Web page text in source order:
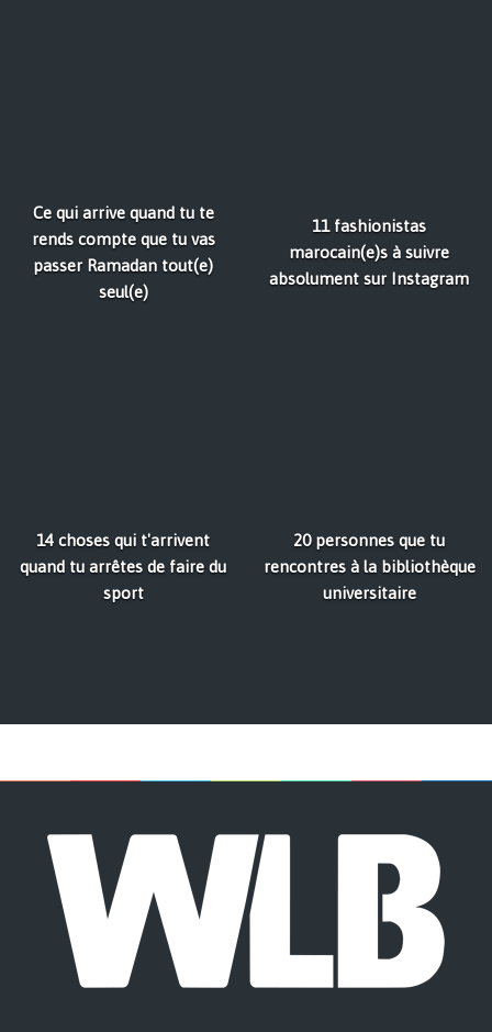
Ce qui arrive quand tu te
rends compte que tu vas
passer Ramadan tout(e)
seul(e)
11 fashionistas
marocain(e)s à suivre
absolument sur Instagram
14 choses qui t'arrivent
quand tu arrêtes de faire du
sport
20 personnes que tu
rencontres à la bibliothèque
universitaire